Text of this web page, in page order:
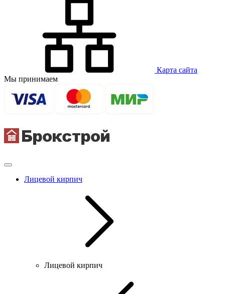
Карта сайта
Мы принимаем
Лицевой кирпич
Лицевой кирпич